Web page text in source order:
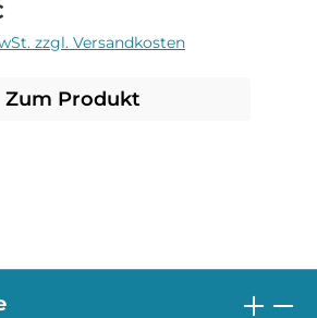
zzgl. Versandkosten
Zum Produkt